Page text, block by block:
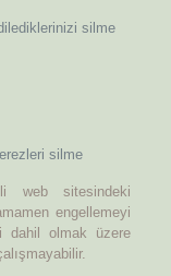
silme
silme
web sitesindeki
engellemeyi
dahil olmak üzere